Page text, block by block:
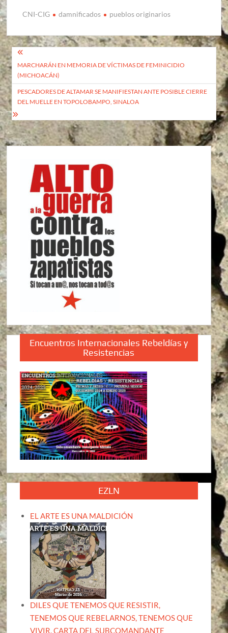
CNI-CIG damnificados pueblos originarios
Navegación
de
entradas
MARCHARÁN EN MEMORIA DE VÍCTIMAS DE FEMINICIDIO
(MICHOACÁN)
PESCADORES DE ALTAMAR SE MANIFIESTAN ANTE POSIBLE CIERRE
DEL MUELLE EN TOPOLOBAMPO, SINALOA
Encuentros Internacionales Rebeldías y
Resistencias
EZLN
EL ARTE ES UNA MALDICIÓN
DILES QUE TENEMOS QUE RESISTIR,
TENEMOS QUE REBELARNOS, TENEMOS QUE
VIVIR. CARTA DEL SUBCOMANDANTE